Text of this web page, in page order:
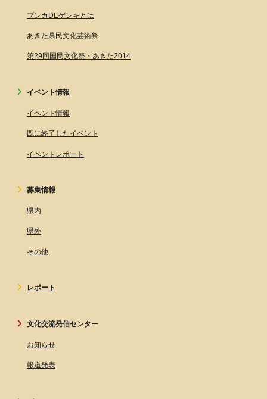
ブンカDEゲンキとは
あきた県民文化芸術祭
第29回国民文化祭・あきた2014
イベント情報
イベント情報
既に終了したイベント
イベントレポート
募集情報
県内
県外
その他
レポート
文化交流発信センター
お知らせ
報道発表